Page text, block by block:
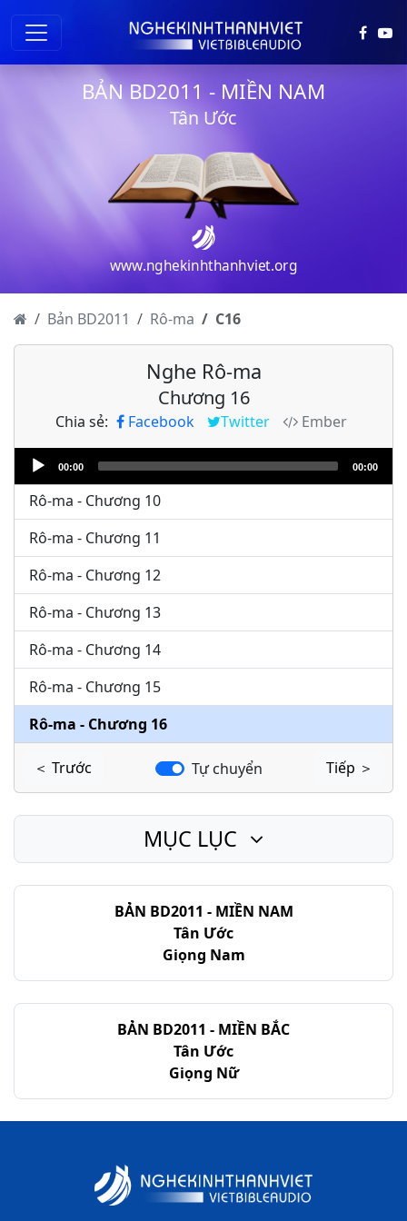
BẢN BD2011 - MIỀN NAM
Tân Ước
www.nghekinhthanhviet.org
Bản BD2011 Rô-ma C16
Nghe Rô-ma
Chương 16
Chia sẻ: Facebook Twitter
Ember
Audio
Player
00:00 00:00
Rô-ma - Chương 1
Rô-ma - Chương 2
Rô-ma - Chương 3
Rô-ma - Chương 4
Rô-ma - Chương 5
Rô-ma - Chương 6
Rô-ma - Chương 8
Rô-ma - Chương 9
Rô-ma - Chương 10
Rô-ma - Chương 11
Rô-ma - Chương 12
Rô-ma - Chương 13
Rô-ma - Chương 14
Rô-ma - Chương 15
Rô-ma - Chương 16
＜ Trước Tự chuyển Tiếp ＞
BẢN BD2011 - MIỀN NAM
Tân Ước
Giọng Nam
BẢN BD2011 - MIỀN BẮC
Tân Ước
Giọng Nữ
MỤC LỤC